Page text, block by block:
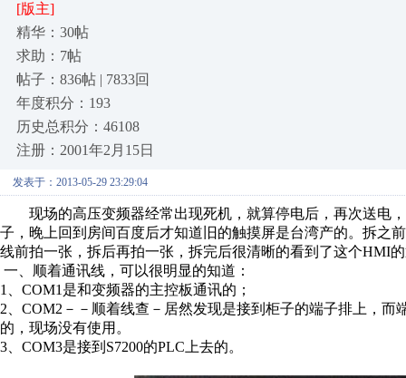
[版主]
精华：30帖
求助：7帖
帖子：836帖 | 7833回
年度积分：193
历史总积分：46108
注册：2001年2月15日
发表于：2013-05-29 23:29:04
现场的高压变频器经常出现死机，就算停电后，再次送电
子，晚上回到房间百度后才知道旧的触摸屏是台湾产的。拆之
线前拍一张，拆后再拍一张，拆完后很清晰的看到了这个HMI
一、顺着通讯线，可以很明显的知道：
1、COM1是和变频器的主控板通讯的；
2、COM2－－顺着线查－居然发现是接到柜子的端子排上，
的，现场没有使用。
3、COM3是接到S7200的PLC上去的。